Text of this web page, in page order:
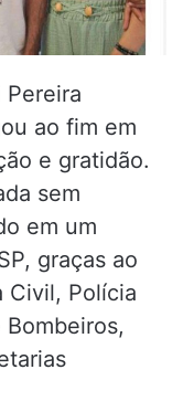
Pereira
ao fim em
e gratidão.
sem
em um
graças ao
Civil, Polícia